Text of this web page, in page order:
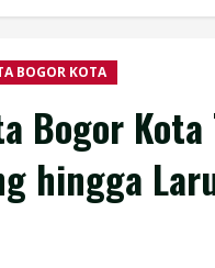
BOGOR KOTA
Bogor
hingga